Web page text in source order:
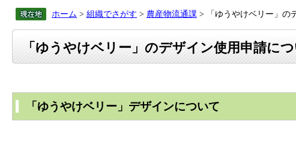
ホーム > 組織でさがす > 農産物流通課 > 「ゆうやけベリー」の
「ゆうやけベリー」のデザイン使用申請に
「ゆうやけベリー」デザインについて